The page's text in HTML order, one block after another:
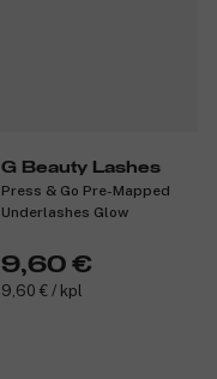
G Beauty Lashes
Press & Go Pre-Mapped
Underlashes Glow
9,60 €
9,60 € / kpl